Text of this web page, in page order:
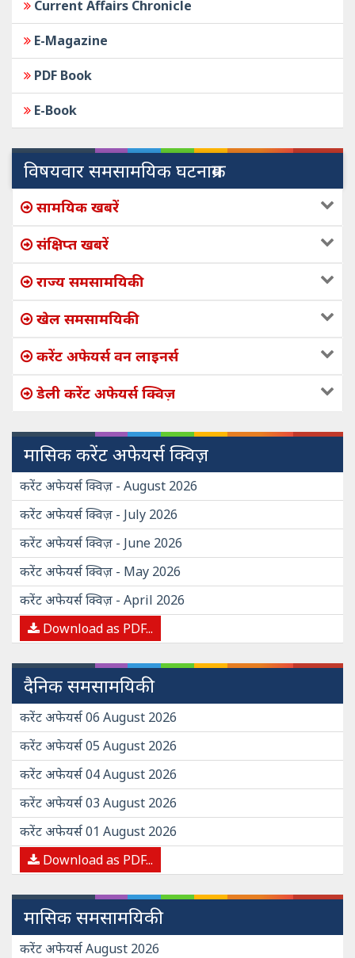
Current Affairs Chronicle
E-Magazine
PDF Book
E-Book
विषयवार समसामयिक घटनाक्रम
सामयिक खबरें
संक्षिप्त खबरें
राज्य समसामयिकी
खेल समसामयिकी
करेंट अफेयर्स वन लाइनर्स
डेली करेंट अफेयर्स क्विज़
मासिक करेंट अफेयर्स क्विज़
करेंट अफेयर्स क्विज़ - August 2026
करेंट अफेयर्स क्विज़ - July 2026
करेंट अफेयर्स क्विज़ - June 2026
करेंट अफेयर्स क्विज़ - May 2026
करेंट अफेयर्स क्विज़ - April 2026
Download as PDF...
दैनिक समसामयिकी
करेंट अफेयर्स 06 August 2026
करेंट अफेयर्स 05 August 2026
करेंट अफेयर्स 04 August 2026
करेंट अफेयर्स 03 August 2026
करेंट अफेयर्स 01 August 2026
Download as PDF...
मासिक समसामयिकी
करेंट अफेयर्स August 2026